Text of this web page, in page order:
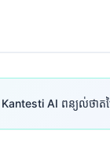
Kantesti AI ពន្យល់ថាត